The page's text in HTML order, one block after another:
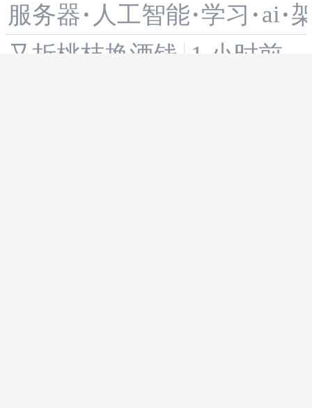
用 Session、Memor
y、User Profile 和 Ski
服务器· 人工智能·学习 ·ai·
又折桃枝换酒钱
1 小时前